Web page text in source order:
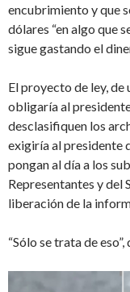
encubrimiento y que
dólares “en algo que
sigue gastando el
El proyecto de ley, de
obligaría al
desclasifiquen los
exigiría al presidente
pongan al día a los
Representantes y del
liberación de la
“Sólo se trata de